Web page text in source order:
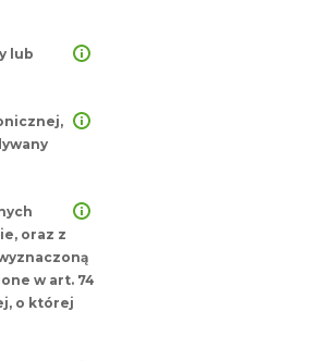
lub
oraz z
w art. 74
o której